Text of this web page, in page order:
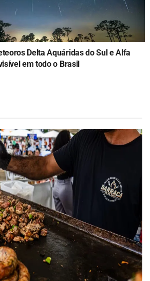
Delta Aquáridas do Sul e Alfa
em todo o Brasil